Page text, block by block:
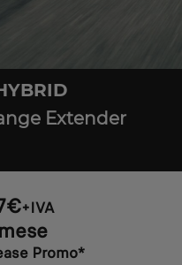
Extender
+IVA
Promo*